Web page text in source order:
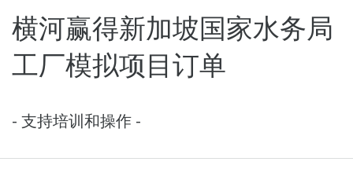
横河赢得新加坡国家水务局
工厂模拟项目订单
- 支持培训和操作 -